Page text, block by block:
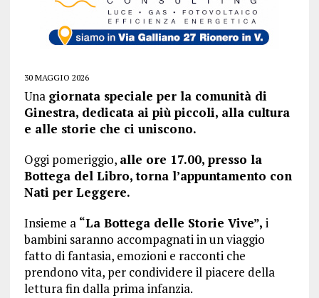
30 MAGGIO 2026
Una giornata speciale per la comunità di
Ginestra, dedicata ai più piccoli, alla cultura
e alle storie che ci uniscono.
Oggi pomeriggio, alle ore 17.00, presso la
Bottega del Libro, torna l’appuntamento con
Nati per Leggere.
Insieme a “La Bottega delle Storie Vive”, i
bambini saranno accompagnati in un viaggio
fatto di fantasia, emozioni e racconti che
prendono vita, per condividere il piacere della
lettura fin dalla prima infanzia.